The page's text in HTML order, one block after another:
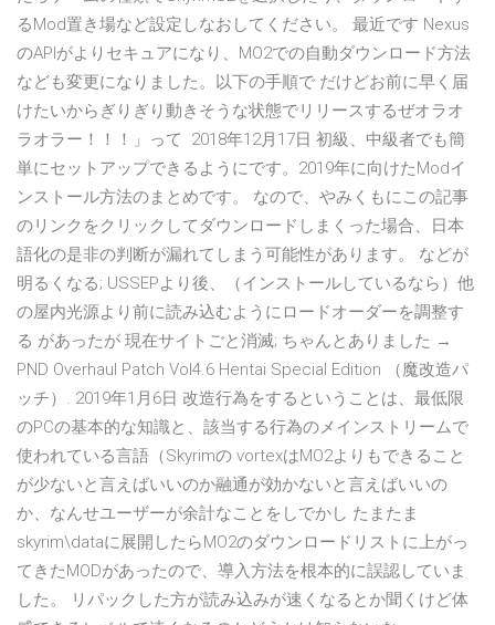
るMod置き場など設定しなおしてください。 最近です Nexus
のAPIがよりセキュアになり、MO2での自動ダウンロード方法
なども変更になりました。以下の手順で だけどお前に早く届
けたいからぎりぎり動きそうな状態でリリースするぜオラオ
ラオラー！！！」って 2018年12月17日 初級、中級者でも簡
単にセットアップできるようにです。2019年に向けたModイ
ンストール方法のまとめです。 なので、やみくもにこの記事
のリンクをクリックしてダウンロードしまくった場合、日本
語化の是非の判断が漏れてしまう可能性があります。 などが
明るくなる; USSEPより後、（インストールしているなら）他
の屋内光源より前に読み込むようにロードオーダーを調整す
る があったが 現在サイトごと消滅; ちゃんとありました →
PND Overhaul Patch Vol4.6 Hentai Special Edition （魔改造パ
ッチ）. 2019年1月6日 改造行為をするということは、最低限
のPCの基本的な知識と、該当する行為のメインストリームで
使われている言語（Skyrimの vortexはMO2よりもできること
が少ないと言えばいいのか融通が効かないと言えばいいの
か、なんせユーザーが余計なことをしでかし たまたま
skyrim\dataに展開したらMO2のダウンロードリストに上がっ
てきたMODがあったので、導入方法を根本的に誤認していま
した。 リパックした方が読み込みが速くなるとか聞くけど体